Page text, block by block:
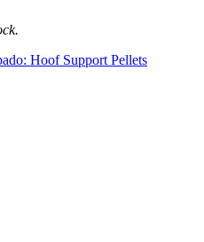
Hoof Support Pellets